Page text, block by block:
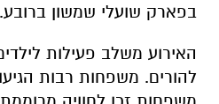
בפארק שועלי שמשון ברובע.
האירוע משלב פעילות
להורים. משפחות רבות